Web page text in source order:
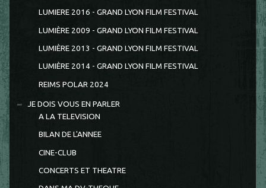
LUMIERE 2016 - GRAND LYON FILM FESTIVAL
LUMIÈRE 2009 - GRAND LYON FILM FESTIVAL
LUMIÈRE 2013 - GRAND LYON FILM FESTIVAL
LUMIÈRE 2014 - GRAND LYON FILM FESTIVAL
REIMS POLAR 2024
JE DOIS VOUS EN PARLER
A LA TELEVISION
BILAN DE L'ANNEE
CINE-CLUB
CONCERTS ET THEATRE